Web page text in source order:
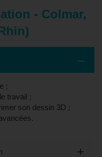
- Colmar,
;
travail ;
son dessin 3D ;